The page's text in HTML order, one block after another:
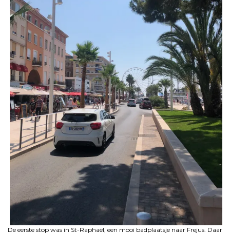
De eerste stop was in St-Raphaël, een mooi badplaatsje naar Frejus. Daar